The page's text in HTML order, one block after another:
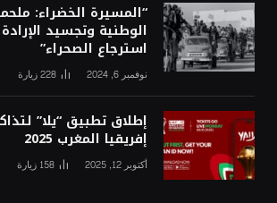
“المسيرة الخضراء:
الوطنية وتجسيد
استرجاع الصحراء”
نوفمبر 6, 2024 228زيارة
إطلاق تطبيق “يلا”
إفريقيا المغرب 2025
أكتوبر 12, 2025 158 زيارة